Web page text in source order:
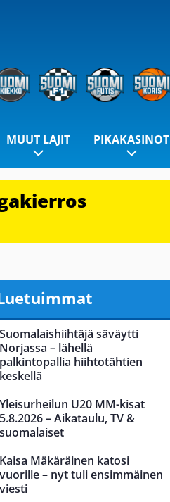
MUUT LAJIT PIKAKASINOT
Suomalaishiihtäjä säväytti
Norjassa – lähellä
palkintopallia hiihtotähtien
keskellä
Yleisurheilun U20 MM-kisat
5.8.2026 – Aikataulu, TV &
suomalaiset
Kaisa Mäkäräinen katosi
vuorille – nyt tuli ensimmäinen
viesti